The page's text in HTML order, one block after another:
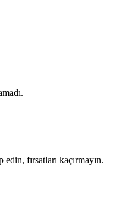
fırsatları kaçırmayın.